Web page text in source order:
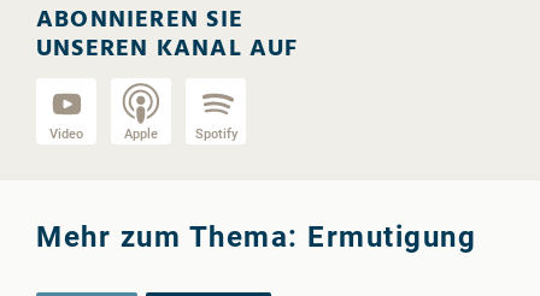
ABONNIEREN SIE
UNSEREN KANAL AUF
Video Apple Spotify
Mehr zum Thema: Ermutigung